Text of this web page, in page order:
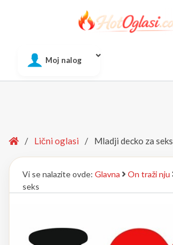
Moj nalog
Home
/ Lični oglasi / Mladji decko za seks
Vi se nalazite ovde: Glavna On traži nju
seks